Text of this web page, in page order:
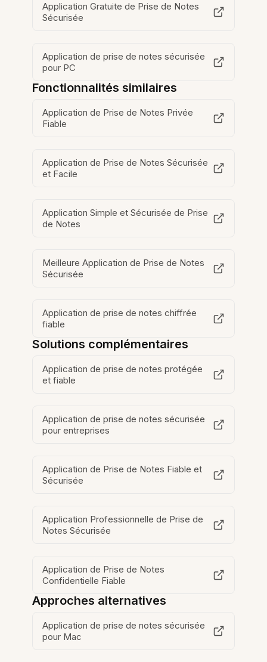
Application Gratuite de Prise de Notes
Sécurisée
Application de prise de notes sécurisée
pour PC
Fonctionnalités similaires
Application de Prise de Notes Privée
Fiable
Application de Prise de Notes Sécurisée
et Facile
Application Simple et Sécurisée de Prise
de Notes
Meilleure Application de Prise de Notes
Sécurisée
Application de prise de notes chiffrée
fiable
Solutions complémentaires
Application de prise de notes protégée
et fiable
Application de prise de notes sécurisée
pour entreprises
Application de Prise de Notes Fiable et
Sécurisée
Application Professionnelle de Prise de
Notes Sécurisée
Application de Prise de Notes
Confidentielle Fiable
Approches alternatives
Application de prise de notes sécurisée
pour Mac